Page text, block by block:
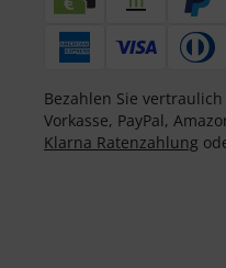
Bezahlen Sie
Vorkasse, PayPal,
Klarna Ratenzahlung